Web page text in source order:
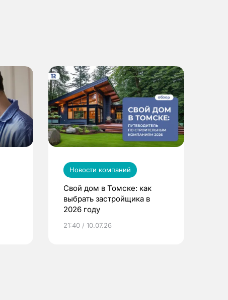
Новости компаний
Свой дом в Томске: как
выбрать застройщика в
2026 году
21:40 / 10.07.26